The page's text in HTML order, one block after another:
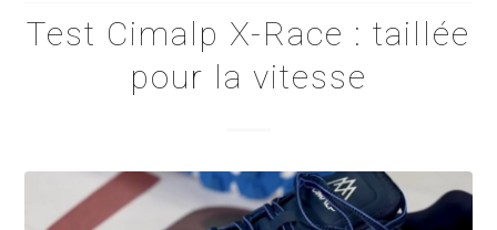
Test Cimalp X-Race : taillée
pour la vitesse